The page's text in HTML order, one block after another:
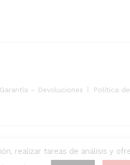
– Devoluciones Política
Pagos seguros
realizar tareas de análisis y